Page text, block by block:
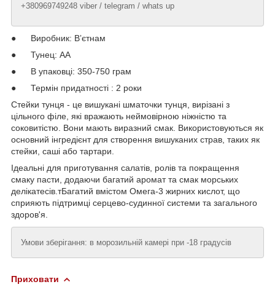
+380969749248 viber / telegram / whats up
● Виробник: Вʼєтнам
● Тунец: АА
● В упаковці: 350-750 грам
● Термін придатності : 2 роки
Стейки тунця - це вишукані шматочки тунця, вирізані з
цільного філе, які вражають неймовірною ніжністю та
соковитістю. Вони мають виразний смак. Використовуються як
основний інгредієнт для створення вишуканих страв, таких як
стейки, саші або тартари.
Ідеальні для приготування салатів, ролів та покращення
смаку пасти, додаючи багатий аромат та смак морських
делікатесів.тБагатий вмістом Омега-3 жирних кислот, що
сприяють підтримці серцево-судинної системи та загального
здоров'я.
Умови зберігання: в морозильній камері при -18 градусів
Приховати